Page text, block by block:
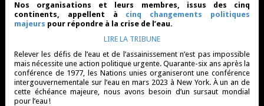
Nos organisations et leurs membres, issus des cinq
continents, appellent à cinq changements politiques
majeurs pour répondre à la crise de l’eau.
LIRE LA TRIBUNE
Relever les défis de l’eau et de l’assainissement n’est pas impossible
mais nécessite une action politique urgente. Quarante-six ans après la
conférence de 1977, les Nations unies organiseront une conférence
intergouvernementale sur l’eau en mars 2023 à New York. À un an de
cette échéance majeure, nous avons besoin d’un sursaut mondial
pour l’eau !